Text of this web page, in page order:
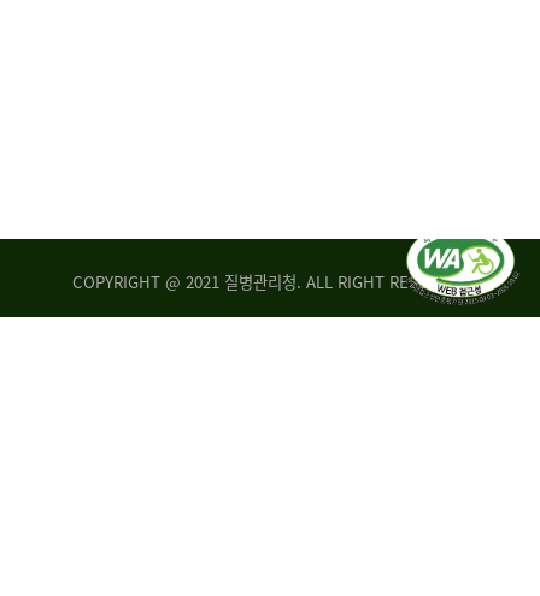
COPYRIGHT @ 2021 질병관리청. ALL RIGHT RESERVED